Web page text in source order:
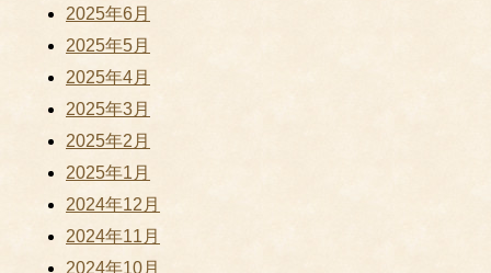
2025年6月
2025年5月
2025年4月
2025年3月
2025年2月
2025年1月
2024年12月
2024年11月
2024年10月